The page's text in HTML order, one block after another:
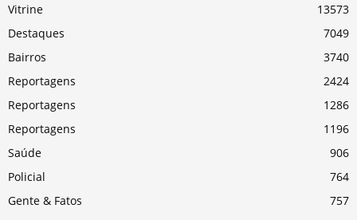
Vitrine
13573
Destaques
7049
Bairros
3740
Reportagens
2424
Reportagens
1286
Reportagens
1196
Saúde
906
Policial
764
Gente & Fatos
757